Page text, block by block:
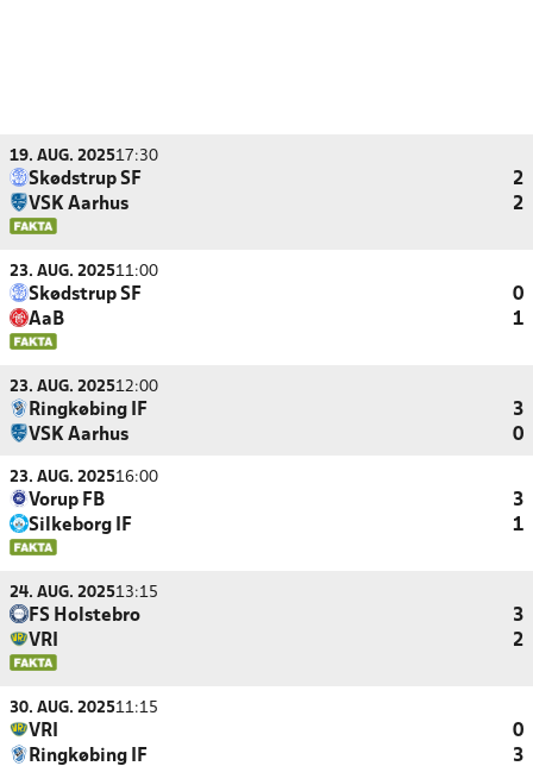
19. AUG. 202517:30
Skødstrup SF
2
VSK Aarhus
2
23. AUG. 202511:00
Skødstrup SF
0
AaB
1
23. AUG. 202512:00
Ringkøbing IF
3
VSK Aarhus
0
23. AUG. 202516:00
Vorup FB
3
Silkeborg IF
1
24. AUG. 202513:15
FS Holstebro
3
VRI
2
30. AUG. 202511:15
VRI
0
Ringkøbing IF
3